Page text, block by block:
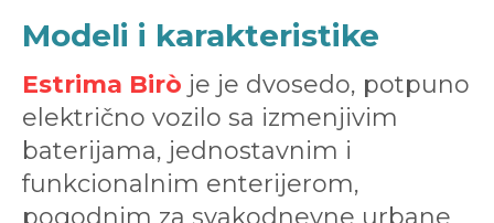
Modeli i karakteristike
Estrima Birò je je dvosedo, potpuno
električno vozilo sa izmenjivim
baterijama, jednostavnim i
funkcionalnim enterijerom,
pogodnim za svakodnevne urbane